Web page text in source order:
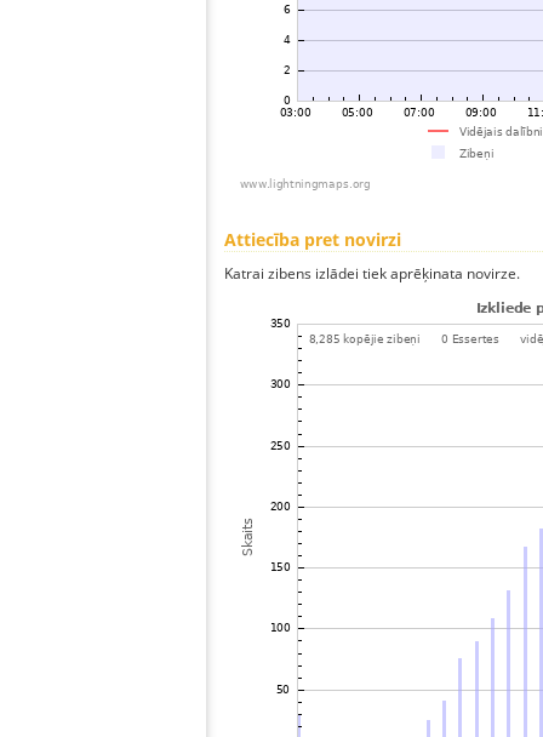
Attiecība pret novirzi
Katrai zibens izlādei tiek aprēķinata novirze.